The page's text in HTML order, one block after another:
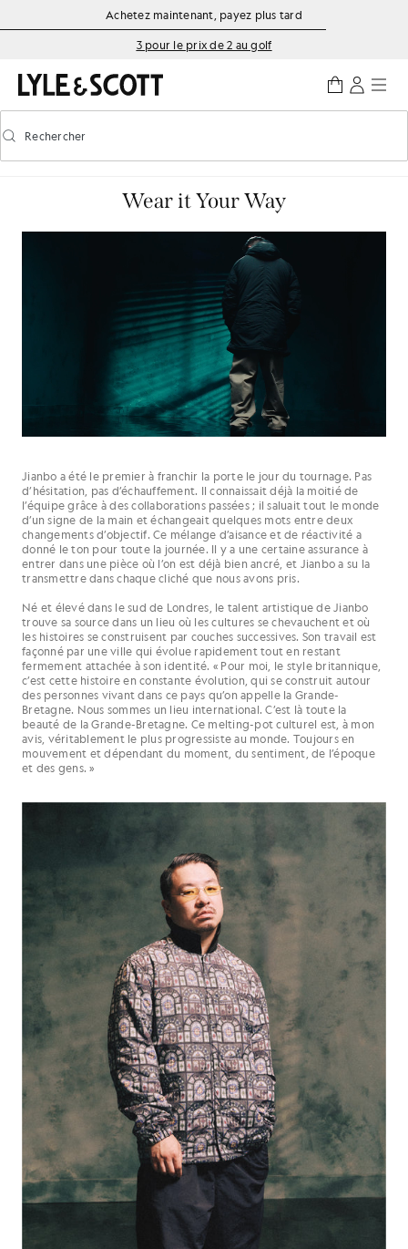
Aller directement au contenu principal
Informations sur l'accessibilité
Achetez maintenant, payez plus tard
3 pour le prix de 2 au golf
Activer/désactiver la recherche prédictive
Rechercher
Wear it Your Way
Jianbo a été le premier à franchir la porte le jour du tournage. Pas
d’hésitation, pas d’échauffement. Il connaissait déjà la moitié de
l’équipe grâce à des collaborations passées ; il saluait tout le monde
d’un signe de la main et échangeait quelques mots entre deux
changements d’objectif. Ce mélange d’aisance et de réactivité a
donné le ton pour toute la journée. Il y a une certaine assurance à
entrer dans une pièce où l’on est déjà bien ancré, et Jianbo a su la
transmettre dans chaque cliché que nous avons pris.
Né et élevé dans le sud de Londres, le talent artistique de Jianbo
trouve sa source dans un lieu où les cultures se chevauchent et où
les histoires se construisent par couches successives. Son travail est
façonné par une ville qui évolue rapidement tout en restant
fermement attachée à son identité. « Pour moi, le style britannique,
c’est cette histoire en constante évolution, qui se construit autour
des personnes vivant dans ce pays qu’on appelle la Grande-
Bretagne. Nous sommes un lieu international. C’est là toute la
beauté de la Grande-Bretagne. Ce melting-pot culturel est, à mon
avis, véritablement le plus progressiste au monde. Toujours en
mouvement et dépendant du moment, du sentiment, de l’époque
et des gens. »